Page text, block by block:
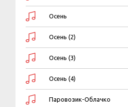
Осень
Осень (2)
Осень (3)
Осень (4)
Паровозик-Облачко